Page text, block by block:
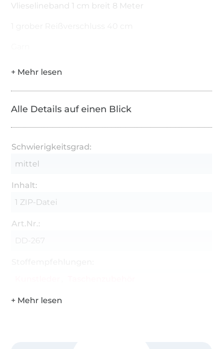
Vlieselineband 1 cm breit 8 Meter
Alle Details auf einen Blick
Schwierigkeitsgrad:
mittel
Inhalt:
1 ZIP-Datei
Art.Nr.:
DD-267